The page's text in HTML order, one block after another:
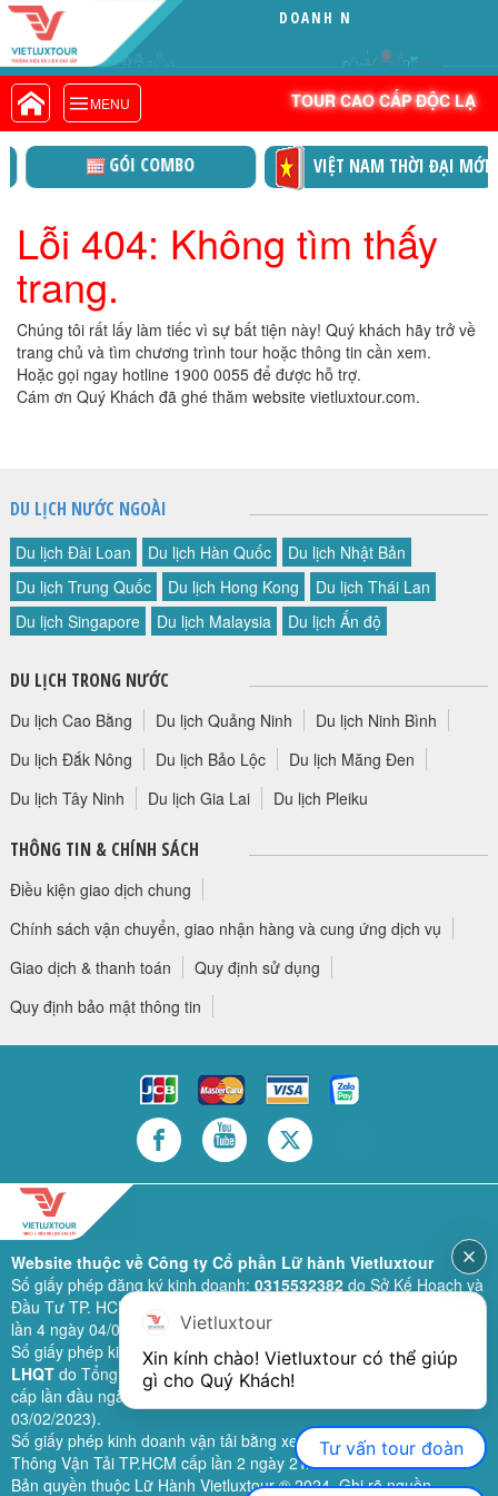
DOANH NGHI
MENU TOUR CAO CẤP ĐỘC LẠ
VIETLUXTOUR.COM
TOUR CAO CẤP ĐỘC LẠ
TOUR TRONG NƯỚC
TOUR NƯỚC NGOÀI
TOUR KHỞI HÀNH TỪ HÀ NỘI
TOUR KHỞI HÀNH TỪ CẦN THƠ
TOUR ĐOÀN - M.I.C.E
TOUR COMBO
DỊCH VỤ
GIỚI THIỆU
HỘP THƯ GÓP Ý
PROFILE HƯỚNG DẪN VIÊN
TUYỂN DỤNG
LIÊN HỆ
GÓI COMBO VIỆT NAM
Lỗi 404: Không tìm thấy
trang.
Chúng tôi rất lấy làm tiếc vì sự bất tiện này! Quý khách hãy trở về
trang chủ và tìm chương trình tour hoặc thông tin cần xem.
Hoặc gọi ngay hotline 1900 0055 để được hỗ trợ.
Cám ơn Quý Khách đã ghé thăm website vietluxtour.com.
DU LỊCH NƯỚC NGOÀI
Du lịch Đài Loan Du lịch Hàn Quốc
Du lịch Nhật Bản
Du lịch Trung Quốc
Du lịch Hong Kong
Du lịch Thái Lan
Du lịch Singapore
Du lịch Malaysia Du lịch Ấn độ
DU LỊCH TRONG NƯỚC
Du lịch Cao Bằng Du lịch Quảng Ninh
Du lịch Ninh Bình
Du lịch Đắk Nông
Du lịch Bảo Lộc
Du lịch Măng Đen
Du lịch Tây Ninh
Du lịch Gia Lai Du lịch Pleiku
THÔNG TIN & CHÍNH SÁCH
Điều kiện giao dịch chung
Chính sách vận chuyển, giao nhận hàng và cung ứng dịch vụ
Giao dịch & thanh toán
Quy định sử dụng
Quy định bảo mật thông tin
Website thuộc về Công ty Cổ phần Lữ hành Vietluxtour
Số giấy phép đăng ký kinh doanh: 0315532382do Sở Kế Hoạch và
Đầu Tư TP. HCM cấp lần đầu ngày 28/02/2019 (sửa đổi bổ sung
lần 4 ngày 04/06/2024).
Số giấy phép kinh doanh lữ hành quốc tế:79-1111/2019/TCDL-GP
LHQTdo Tổng Cục Du Lịch (nay là Cục Du lịch quốc gia Việt Nam)
cấp lần đầu ngày 26/09/2019 (sửa đổi, bổ sung lần 3 ngày
03/02/2023).
Số giấy phép kinh doanh vận tải bằng xe ô tô:11924do Sở Giao
Thông Vận Tải TP.HCM cấp lần 2 ngày 21/02/2023.
Bản quyền thuộc Lữ Hành Vietluxtour ® 2024. Ghi rõ nguồn
Vietluxtour
Xin kính chào! Vietluxtour có thể giúp
gì cho Quý Khách!
Tư vấn tour đoàn